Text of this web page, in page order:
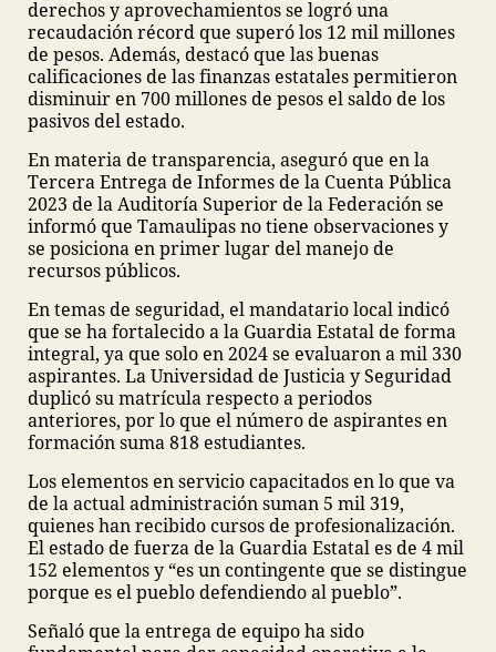
derechos y aprovechamientos se logró una
recaudación récord que superó los 12 mil millones
de pesos. Además, destacó que las buenas
calificaciones de las finanzas estatales permitieron
disminuir en 700 millones de pesos el saldo de los
pasivos del estado.
En materia de transparencia, aseguró que en la
Tercera Entrega de Informes de la Cuenta Pública
2023 de la Auditoría Superior de la Federación se
informó que Tamaulipas no tiene observaciones y
se posiciona en primer lugar del manejo de
recursos públicos.
En temas de seguridad, el mandatario local indicó
que se ha fortalecido a la Guardia Estatal de forma
integral, ya que solo en 2024 se evaluaron a mil 330
aspirantes. La Universidad de Justicia y Seguridad
duplicó su matrícula respecto a periodos
anteriores, por lo que el número de aspirantes en
formación suma 818 estudiantes.
Los elementos en servicio capacitados en lo que va
de la actual administración suman 5 mil 319,
quienes han recibido cursos de profesionalización.
El estado de fuerza de la Guardia Estatal es de 4 mil
152 elementos y “es un contingente que se distingue
porque es el pueblo defendiendo al pueblo”.
Señaló que la entrega de equipo ha sido